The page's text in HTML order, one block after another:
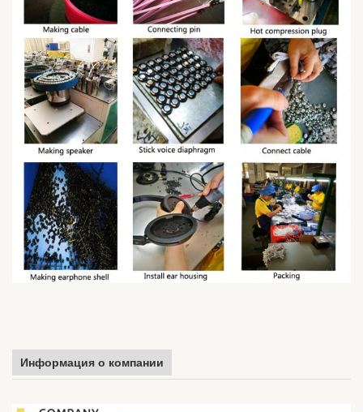
Информация о компании